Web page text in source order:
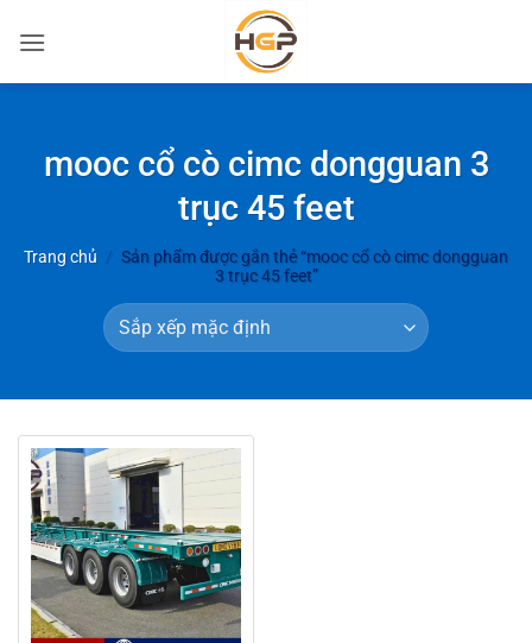
qua
mooc cổ cò cimc dongguan 3
trục 45 feet
Trang chủ / Sản phẩm được gắn thẻ “mooc cổ cò cimc dongguan
3 trục 45 feet”